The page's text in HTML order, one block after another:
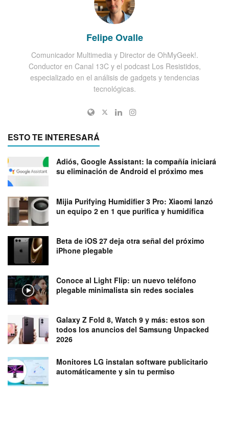
Felipe Ovalle
Comunicador Multimedia y Director de OhMyGeek!.
Conductor en Canal 13C y el podcast Los Resistidos,
especializado en el análisis de gadgets y tendencias
tecnológicas.
ESTO TE INTERESARÁ
Adiós, Google Assistant: la compañía iniciará
su eliminación de Android el próximo mes
Mijia Purifying Humidifier 3 Pro: Xiaomi lanzó
un equipo 2 en 1 que purifica y humidifica
Beta de iOS 27 deja otra señal del próximo
iPhone plegable
Conoce al Light Flip: un nuevo teléfono
plegable minimalista sin redes sociales
Galaxy Z Fold 8, Watch 9 y más: estos son
todos los anuncios del Samsung Unpacked
2026
Monitores LG instalan software publicitario
automáticamente y sin tu permiso